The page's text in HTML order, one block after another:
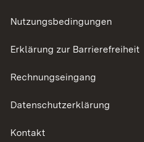
Nutzungsbedingungen
Erklärung zur Barrierefreiheit
Rechnungseingang
Datenschutzerklärung
Kontakt